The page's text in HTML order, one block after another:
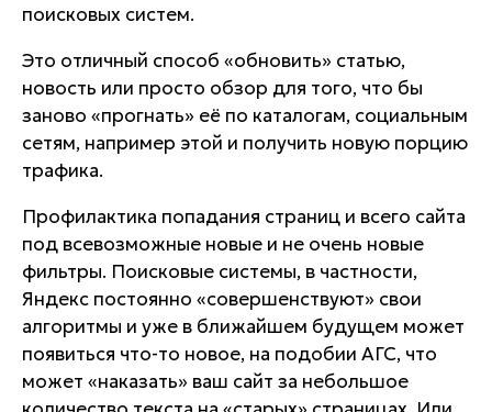
поисковых систем.
Это отличный способ «обновить» статью,
новость или просто обзор для того, что бы
заново «прогнать» её по каталогам, социальным
сетям, например этой и получить новую порцию
трафика.
Профилактика попадания страниц и всего сайта
под всевозможные новые и не очень новые
фильтры. Поисковые системы, в частности,
Яндекс постоянно «совершенствуют» свои
алгоритмы и уже в ближайшем будущем может
появиться что-то новое, на подобии АГС, что
может «наказать» ваш сайт за небольшое